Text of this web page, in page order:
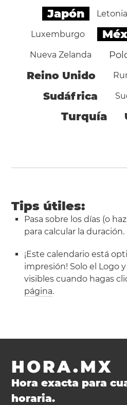
Japón Letonia
Luxemburgo
Nueva Zelanda
Reino Unido
Sudáfrica
Turquía
Tips útiles:
Pasa sobre los días (o
para calcular la duración.
¡Este calendario está
impresión! Solo el Logo
visibles cuando hagas
página.
HORA.MX
Hora exacta para
horaria.